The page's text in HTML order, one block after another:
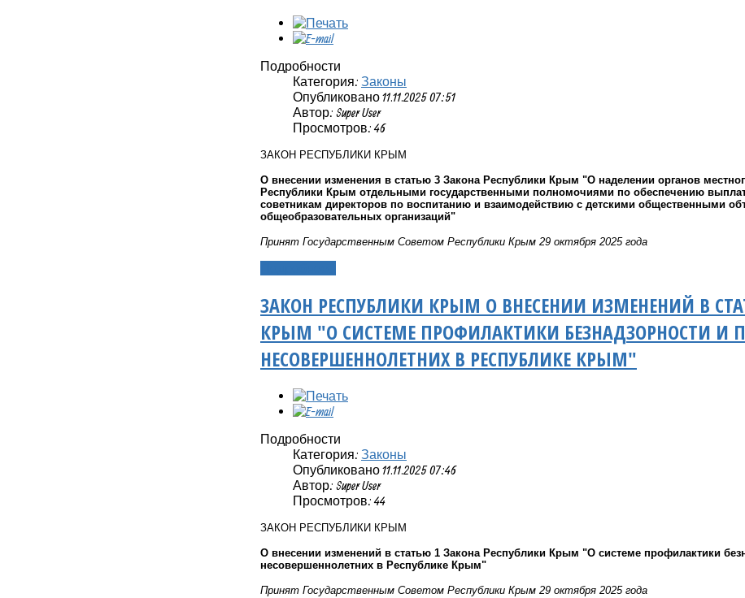
Подробности
Категория: Законы
Опубликовано 11.11.2025 07:51
Автор: Super User
Просмотров: 46
ЗАКОН РЕСПУБЛИКИ КРЫМ
О внесении изменения в статью 3 Закона Республики Крым "О наделении органов
Республики Крым отдельными государственными полномочиями по обеспечению выплат
советникам директоров по воспитанию и взаимодействию с детскими общественными
общеобразовательных организаций"
Принят Государственным Советом Республики Крым 29 октября 2025 года
ЗАКОН РЕСПУБЛИКИ КРЫМ О ВНЕСЕНИИ ИЗМЕНЕНИЙ В
КРЫМ "О СИСТЕМЕ ПРОФИЛАКТИКИ БЕЗНАДЗОРНОСТИ И
НЕСОВЕРШЕННОЛЕТНИХ В РЕСПУБЛИКЕ КРЫМ"
Подробности
Категория: Законы
Опубликовано 11.11.2025 07:46
Автор: Super User
Просмотров: 44
ЗАКОН РЕСПУБЛИКИ КРЫМ
О внесении изменений в статью 1 Закона Республики Крым "О системе профилактики
несовершеннолетних в Республике Крым"
Принят Государственным Советом Республики Крым 29 октября 2025 года